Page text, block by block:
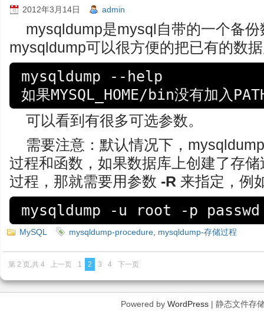
2012年3月14日 admin
mysqldump是mysql自带的一个备
mysqldump可以很方便的把已有的数
mysqldump --help
如果MYSQL_HOME/bin没有加入
可以看到有很多可选参数。
需要注意：默认情况下，
过程和函数，如果数据库上创建了存
过程，那就需要用参数 -R 来指定，例
mysqldump -u root -p
MySQL mysqldump-procedure mysqldump-存储过程
第 2 页,共 4 上一页 1 2 3 4 下一页
Powered by WordPress| 静态文件存